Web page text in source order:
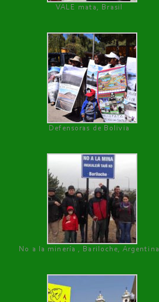
VALE mata, Brasil
Defensoras de Bolivia
No a la minería , Bariloche, Argentina